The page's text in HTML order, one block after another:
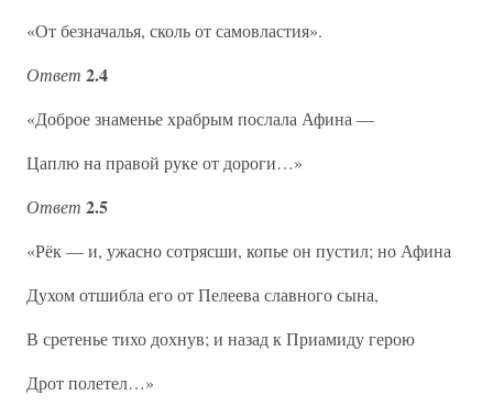
«От безначалья, сколь от самовластия».
Ответ 2.4
«Доброе знаменье храбрым послала Афина —
Цаплю на правой руке от дороги…»
Ответ 2.5
«Рёк — и, ужасно сотрясши, копье он пустил; но Афина
Духом отшибла его от Пелеева славного сына,
В сретенье тихо дохнув; и назад к Приамиду герою
Дрот полетел…»